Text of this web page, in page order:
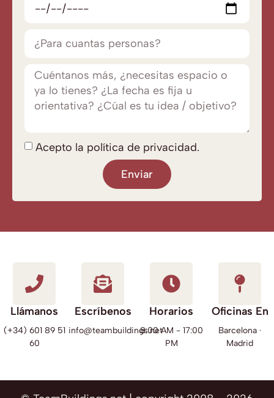
Acepto la política de privacidad.
Enviar
Llámanos
(+34) 601 89 51
60
Escríbenos
info@teambuildings.net
Horarios
8:00 AM - 17:00
PM
Oficinas En
Barcelona ·
Madrid